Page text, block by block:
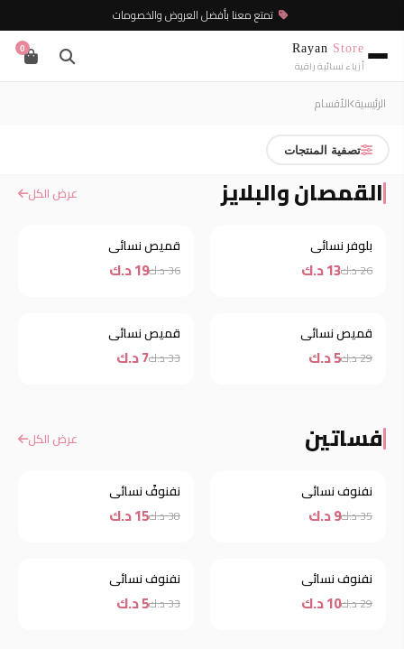
تمتع معنا بأفضل العروض والخصومات
Rayan Store
أزياء نسائية راقية
0
الرئيسية الأقسام
تصفية المنتجات
القمصان والبلايز عرض الكل
خصم
بلوفر نسائي
26 د.ك 13 د.ك
خصم
قميص نسائي
36 د.ك 19 د.ك
خصم
قميص نسائي
29 د.ك 5 د.ك
خصم
قميص نسائي
33 د.ك 7 د.ك
فساتين عرض الكل
خصم
نفنوف نسائي
35 د.ك 9 د.ك
خصم
نفنوفً نسائي
38 د.ك 15 د.ك
خصم
نفنوف نسائي
29 د.ك 10 د.ك
خصم
نفنوف نسائي
33 د.ك 5 د.ك